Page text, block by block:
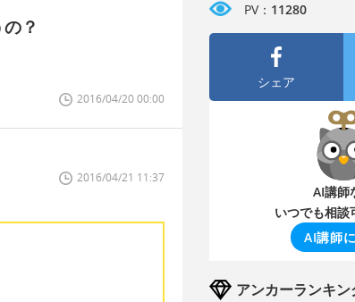
？
2016/04/20 00:00
2016/04/21 11:37
PV： 11280
シェア
AI講師
いつでも相談
AI講師
アンカーランキン